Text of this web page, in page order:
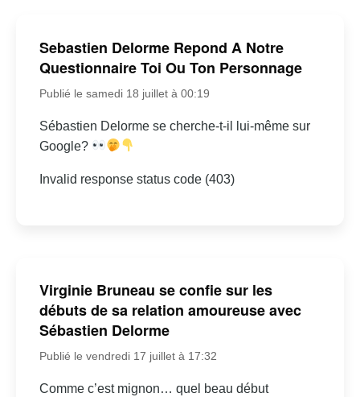
Sebastien Delorme Repond A Notre
Questionnaire Toi Ou Ton Personnage
Publié le samedi 18 juillet à 00:19
Sébastien Delorme se cherche-t-il lui-même sur
Google?
Invalid response status code (403)
Virginie Bruneau se confie sur les
débuts de sa relation amoureuse avec
Sébastien Delorme
Publié le vendredi 17 juillet à 17:32
Comme c’est mignon… quel beau début